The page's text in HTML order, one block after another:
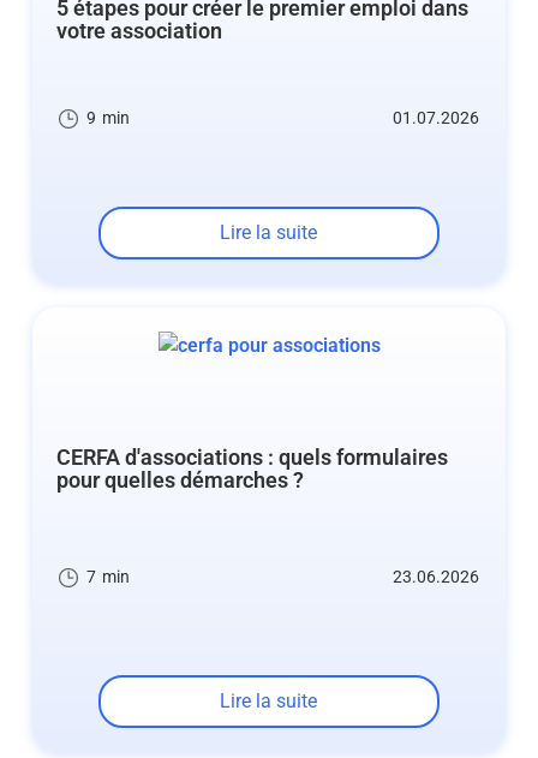
5 étapes pour créer le premier emploi dans
votre association
9 min 01.07.2026
Lire la suite
CERFA d'associations : quels formulaires
pour quelles démarches ?
7 min 23.06.2026
Lire la suite